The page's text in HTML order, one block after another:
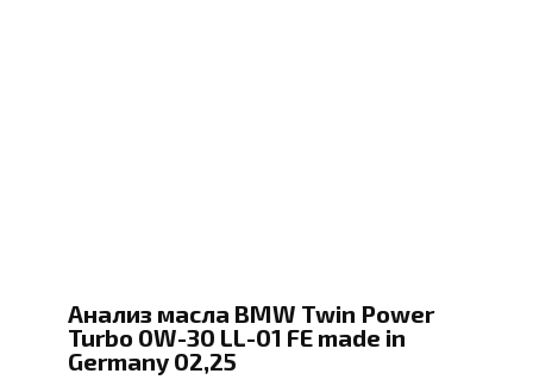
Анализ масла BMW Twin Power
Turbo 0W-30 LL-01 FE made in
Germany 02,25